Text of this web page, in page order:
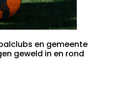
en gemeente
geweld in en rond